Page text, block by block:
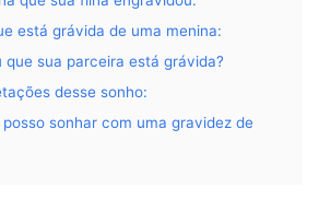
está grávida de uma menina:
que sua parceira está grávida?
desse sonho:
sonhar com uma gravidez de